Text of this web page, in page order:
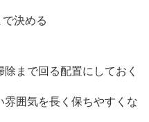
決める
まで回る配置にしておく
雰囲気を長く保ちやすくな